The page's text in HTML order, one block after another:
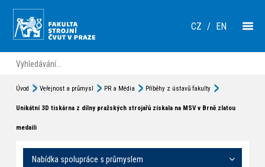
CZ / EN
Úvod Veřejnost a průmysl PR a Média Příběhy z ústavů fakulty
Unikátní 3D tiskárna z dílny pražských strojařů získala na MSV v Brně zlatou
medaili
Nabídka spolupráce s průmyslem